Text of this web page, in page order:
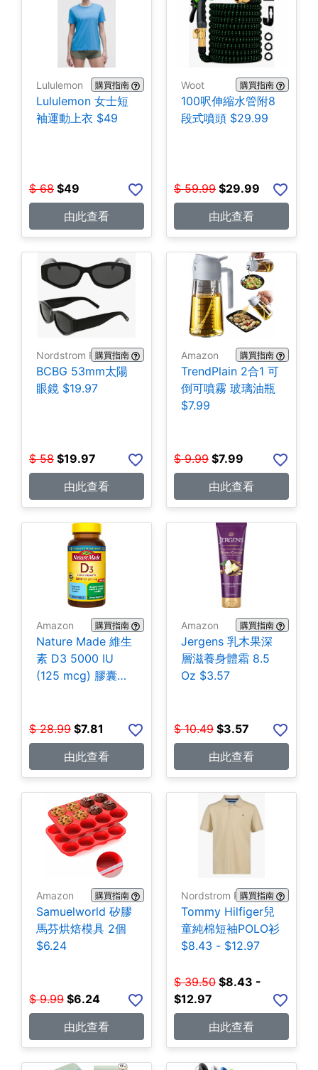
Lululemon 購買指南
Lululemon 女士短
袖運動上衣 $49
$ 68 $49
由此查看
Woot 購買指南
100呎伸縮水管附8
段式噴頭 $29.99
$ 59.99 $29.99
由此查看
Nordstrom Rack購買指南
BCBG 53mm太陽
眼鏡 $19.97
$ 58 $19.97
由此查看
Amazon 購買指南
TrendPlain 2合1 可
倒可噴霧 玻璃油瓶
$7.99
$ 9.99 $7.99
由此查看
Amazon 購買指南
Nature Made 維生
素 D3 5000 IU
(125 mcg) 膠囊
$ 28.99 $7.81
由此查看
Amazon 購買指南
Jergens 乳木果深
層滋養身體霜 8.5
Oz $3.57
$ 10.49 $3.57
由此查看
Amazon 購買指南
Samuelworld 矽膠
馬芬烘焙模具 2個
$6.24
$ 9.99 $6.24
由此查看
Nordstrom Rack購買指南
Tommy Hilfiger兒
童純棉短袖POLO衫
$8.43 - $12.97
$ 39.50 $8.43 -
$12.97
由此查看